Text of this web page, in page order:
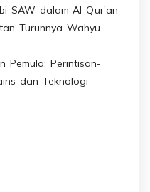
SAW dalam Al-Qur’an
Turunnya Wahyu
Pemula: Perintisan-
dan Teknologi